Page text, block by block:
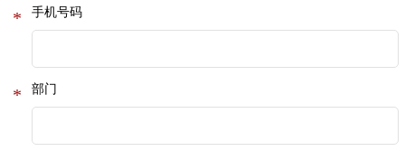
* 手机号码
* 部门